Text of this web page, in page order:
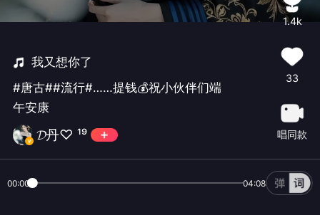
我又想你了
#唐古##流行#……提钱💰祝小伙伴们端
午安康
𝓓丹♡ ¹⁹
1.4k
33
唱同款
00:00 04:08